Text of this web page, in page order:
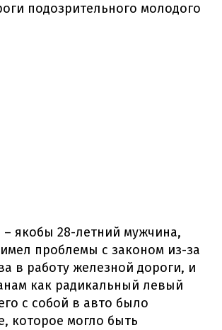
подозрительного молодого
якобы 28-летний мужчина,
проблемы с законом из-за
в работу железной дороги, и
как радикальный левый
с собой в авто было
которое могло быть